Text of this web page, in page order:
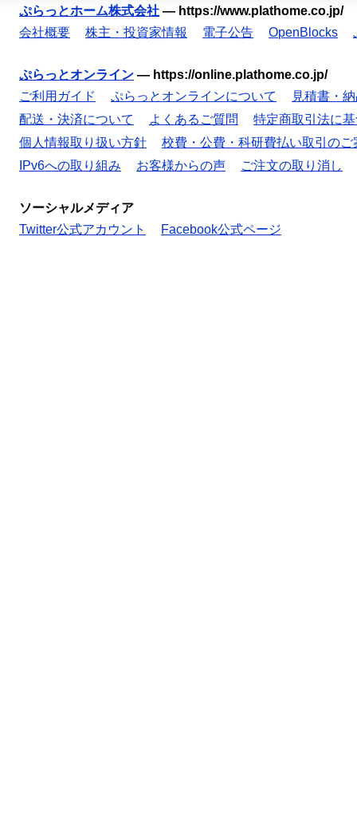
ぷらっとホーム株式会社 — https://www.plathome.co.jp/
会社概要
株主・投資家情報 電子公告 OpenBlocks
ぷらっとオンライン — https://online.plathome.co.jp/
ご利用ガイド
ぷらっとオンラインについて
見積書・
配送・決済について
よくあるご質問
特定商取引法に
個人情報取り扱い方針
校費・公費・科研費払い取引のご
IPv6への取り組み
お客様からの声 ご注文の取り消し
ソーシャルメディア
Twitter公式アカウント
Facebook公式ページ